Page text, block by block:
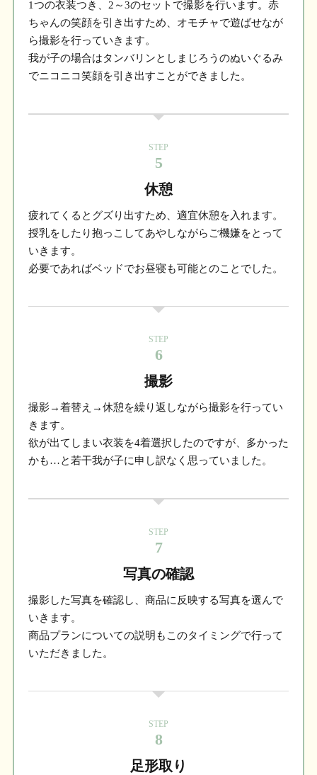
1つの衣装つき、2～3のセットで撮影を行います。赤
ちゃんの笑顔を引き出すため、オモチャで遊ばせなが
ら撮影を行っていきます。
我が子の場合はタンバリンとしまじろうのぬいぐるみ
でニコニコ笑顔を引き出すことができました。
STEP
5
休憩
疲れてくるとグズり出すため、適宜休憩を入れます。
授乳をしたり抱っこしてあやしながらご機嫌をとって
いきます。
必要であればベッドでお昼寝も可能とのことでした。
STEP
6
撮影
撮影→着替え→休憩を繰り返しながら撮影を行ってい
きます。
欲が出てしまい衣装を4着選択したのですが、多かった
かも…と若干我が子に申し訳なく思っていました。
STEP
7
写真の確認
撮影した写真を確認し、商品に反映する写真を選んで
いきます。
商品プランについての説明もこのタイミングで行って
いただきました。
STEP
8
足形取り